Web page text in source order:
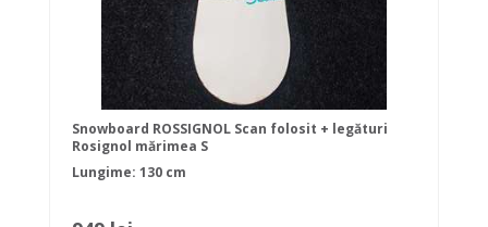
Snowboard ROSSIGNOL Scan folosit + legături
Rosignol mărimea S
Lungime: 130 cm